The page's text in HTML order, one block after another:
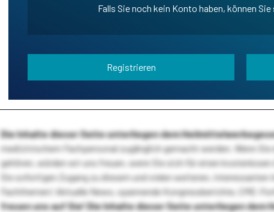
Falls Sie noch kein Konto haben, können
Registrieren
Die Inhalte dieser Seite unterliegen dem
medizinischem Fachpersonal zugänglich gemacht werden. Wenn
gehören, würden wir uns freuen, wenn Sie sich für einen
Sie sofortigen Zugang zu diesem und vielen weiteren,
Fachthemen! Aktuelle News, spannende Kongressberichte, CME-
freuen uns auf Sie!Die Inhalte dieser Seite unterliegen dem